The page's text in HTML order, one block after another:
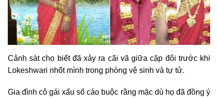
Cảnh sát cho biết đã xảy ra cãi vã giữa cặp đôi trước khi
Lokeshwari nhốt mình trong phòng vệ sinh và tự tử.
Gia đình cô gái xấu số cáo buộc rằng mặc dù họ đã đồng ý